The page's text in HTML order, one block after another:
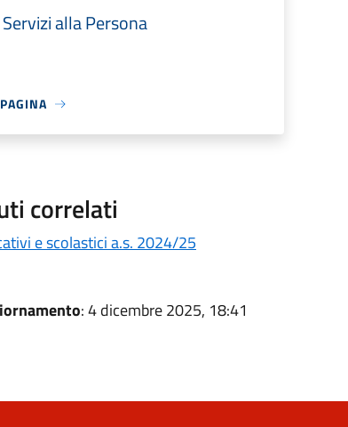
alla Persona
correlati
e scolastici a.s. 2024/25
: 4 dicembre 2025, 18:41